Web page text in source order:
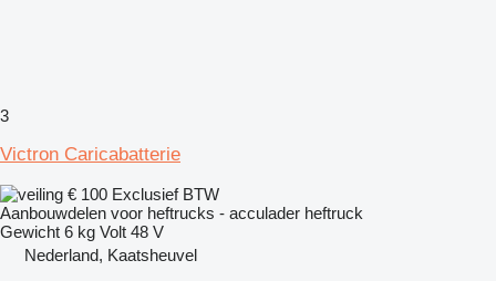
3
Victron Caricabatterie
€ 100 Exclusief BTW
Aanbouwdelen voor heftrucks - acculader heftruck
Gewicht 6 kg Volt 48 V
Nederland, Kaatsheuvel